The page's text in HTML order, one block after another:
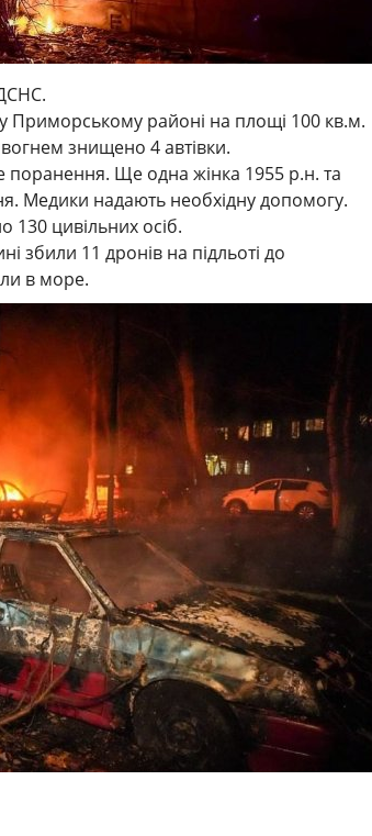
Приморському районі на площі 100 кв.м.
знищено 4 автівки.
поранення. Ще одна жінка 1955 р.н. та
Медики надають необхідну допомогу.
цивільних осіб.
збили 11 дронів на підльоті до
в море.